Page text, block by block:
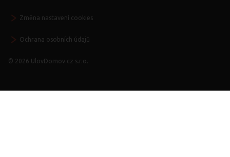
Změna nastavení cookies
Ochrana osobních údajů
© 2026 UlovDomov.cz s.r.o.